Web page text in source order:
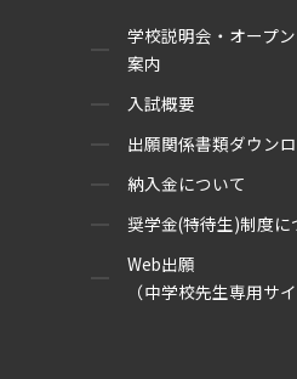
学校説明会・オープ
案内
入試概要
出願関係書類ダウン
納入金について
奨学金(特待生)制度に
Web出願
（中学校先生専用サイ